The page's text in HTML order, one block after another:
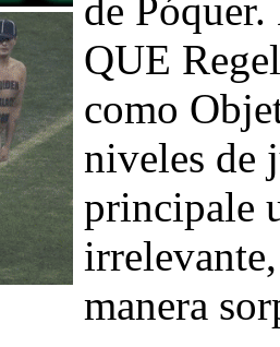
de
QUE
como
niveles de
principale
manera